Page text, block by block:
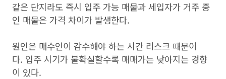
같은 단지라도 즉시 입주 가능 매물과 세입자가 거주 중
인 매물은 가격 차이가 발생한다.
원인은 매수인이 감수해야 하는 시간 리스크 때문이
다. 입주 시기가 불확실할수록 매매가는 낮아지는 경향
이 있다.